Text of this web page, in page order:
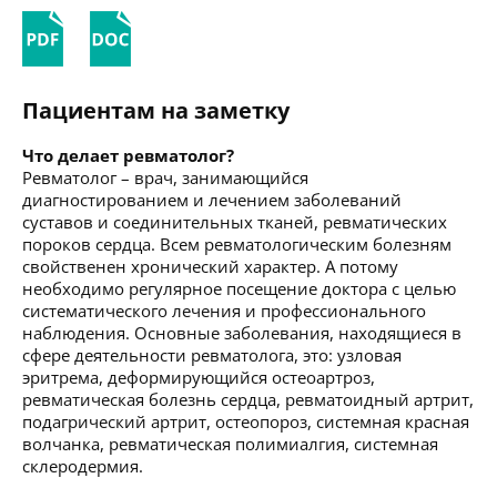
Пациентам на заметку
Что делает ревматолог?
Ревматолог – врач, занимающийся
диагностированием и лечением заболеваний
суставов и соединительных тканей, ревматических
пороков сердца. Всем ревматологическим болезням
свойственен хронический характер. А потому
необходимо регулярное посещение доктора с целью
систематического лечения и профессионального
наблюдения. Основные заболевания, находящиеся в
сфере деятельности ревматолога, это: узловая
эритрема, деформирующийся остеоартроз,
ревматическая болезнь сердца, ревматоидный артрит,
подагрический артрит, остеопороз, системная красная
волчанка, ревматическая полимиалгия, системная
склеродермия.